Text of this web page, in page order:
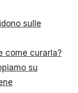
sulle
come curarla?
su